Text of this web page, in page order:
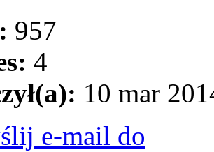
957
4
10 mar
e-mail do